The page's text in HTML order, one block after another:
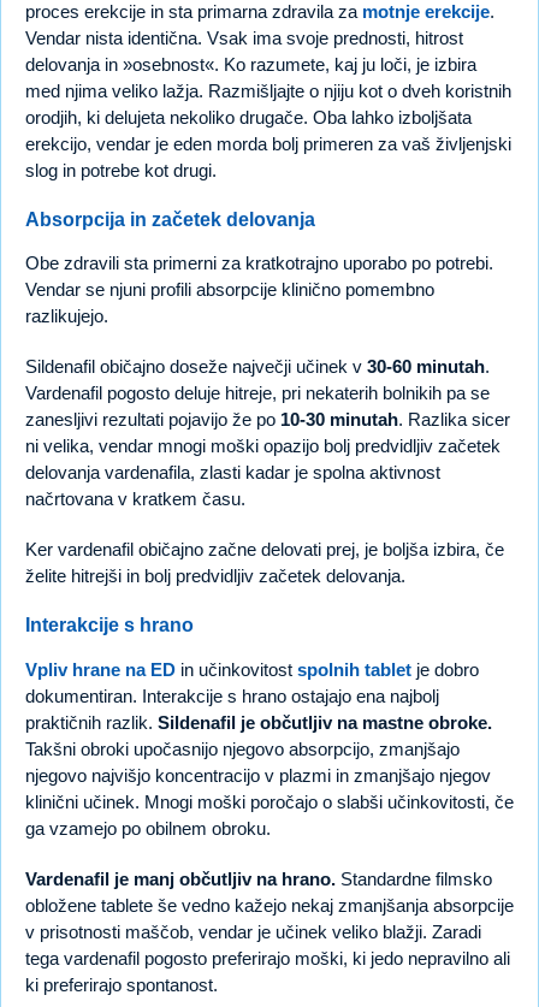
proces erekcije in sta primarna zdravila za motnje erekcije.
Vendar nista identična. Vsak ima svoje prednosti, hitrost
delovanja in »osebnost«. Ko razumete, kaj ju loči, je izbira
med njima veliko lažja. Razmišljajte o njiju kot o dveh koristnih
orodjih, ki delujeta nekoliko drugače. Oba lahko izboljšata
erekcijo, vendar je eden morda bolj primeren za vaš življenjski
slog in potrebe kot drugi.
Absorpcija in začetek delovanja
Obe zdravili sta primerni za kratkotrajno uporabo po potrebi.
Vendar se njuni profili absorpcije klinično pomembno
razlikujejo.
Sildenafil običajno doseže največji učinek v 30-60 minutah.
Vardenafil pogosto deluje hitreje, pri nekaterih bolnikih pa se
zanesljivi rezultati pojavijo že po 10-30 minutah. Razlika sicer
ni velika, vendar mnogi moški opazijo bolj predvidljiv začetek
delovanja vardenafila, zlasti kadar je spolna aktivnost
načrtovana v kratkem času.
Ker vardenafil običajno začne delovati prej, je boljša izbira, če
želite hitrejši in bolj predvidljiv začetek delovanja.
Interakcije s hrano
Vpliv hrane na ED in učinkovitost spolnih tablet je dobro
dokumentiran. Interakcije s hrano ostajajo ena najbolj
praktičnih razlik. Sildenafil je občutljiv na mastne obroke.
Takšni obroki upočasnijo njegovo absorpcijo, zmanjšajo
njegovo najvišjo koncentracijo v plazmi in zmanjšajo njegov
klinični učinek. Mnogi moški poročajo o slabši učinkovitosti, če
ga vzamejo po obilnem obroku.
Vardenafil je manj občutljiv na hrano. Standardne filmsko
obložene tablete še vedno kažejo nekaj zmanjšanja absorpcije
v prisotnosti maščob, vendar je učinek veliko blažji. Zaradi
tega vardenafil pogosto preferirajo moški, ki jedo nepravilno ali
ki preferirajo spontanost.